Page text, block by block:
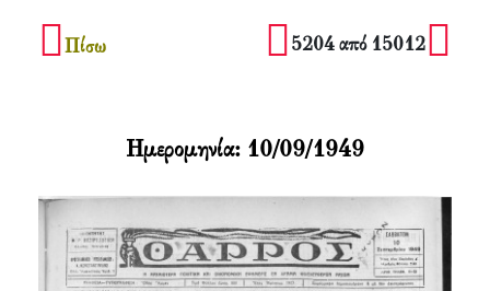
Πίσω 5204 από 15012
Ημερομηνία: 10/09/1949